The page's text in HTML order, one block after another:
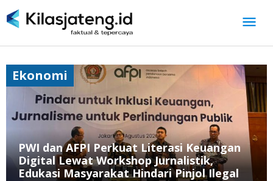
ke
PWI dan AFPI Perkuat Literasi Keuangan
Digital Lewat Workshop Jurnalistik,
Edukasi Masyarakat Hindari Pinjol Ilegal
Ekonomi